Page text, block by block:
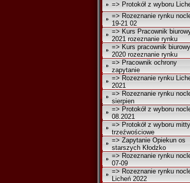
=> Protokół z wyboru
=> Rozeznanie rynku
19-21 02
=> Kurs Pracownik
2021 rozeznanie rynku
=> Kurs pracownik biurowy
2020 rozeznanie rynku
=> Pracownik ochrony
zapytanie
=> Rozeznanie rynku
2021
=> Rozeznanie rynku
sierpien
=> Protokół z wyboru
08.2021
=> Protokół z wyboru
trzeźwościowe
=> Zapytanie Opiekun os
starszych Kłodzko
=> Rozeznanie rynku
07-09
=> Rozeznanie rynku
Licheń 2022